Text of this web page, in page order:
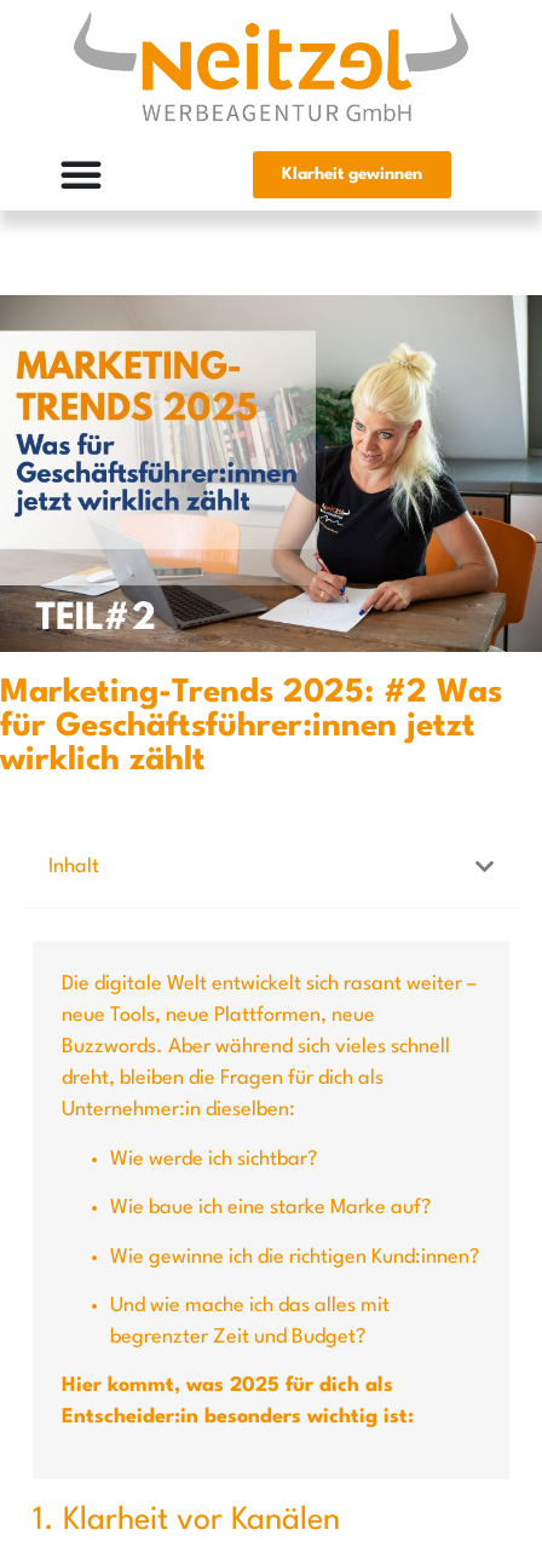
Klarheit gewinnen
Marketing-Trends 2025: #2 Was
für Geschäftsführer:innen jetzt
wirklich zählt
Inhalt
Die digitale Welt entwickelt sich rasant weiter –
neue Tools, neue Plattformen, neue
Buzzwords. Aber während sich vieles schnell
dreht, bleiben die Fragen für dich als
Unternehmer:in dieselben:
Wie werde ich sichtbar?
Wie baue ich eine starke Marke auf?
Wie gewinne ich die richtigen Kund:innen?
Und wie mache ich das alles mit
begrenzter Zeit und Budget?
Hier kommt, was 2025 für dich als
Entscheider:in besonders wichtig ist:
1. Klarheit vor Kanälen